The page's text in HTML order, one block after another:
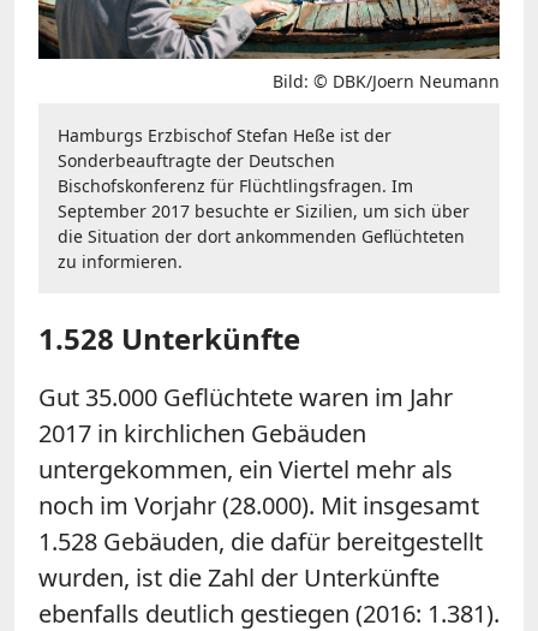
Bild: © DBK/Joern Neumann
Hamburgs Erzbischof Stefan Heße ist der
Sonderbeauftragte der Deutschen
Bischofskonferenz für Flüchtlingsfragen. Im
September 2017 besuchte er Sizilien, um sich über
die Situation der dort ankommenden Geflüchteten
zu informieren.
1.528 Unterkünfte
Gut 35.000 Geflüchtete waren im Jahr
2017 in kirchlichen Gebäuden
untergekommen, ein Viertel mehr als
noch im Vorjahr (28.000). Mit insgesamt
1.528 Gebäuden, die dafür bereitgestellt
wurden, ist die Zahl der Unterkünfte
ebenfalls deutlich gestiegen (2016: 1.381).